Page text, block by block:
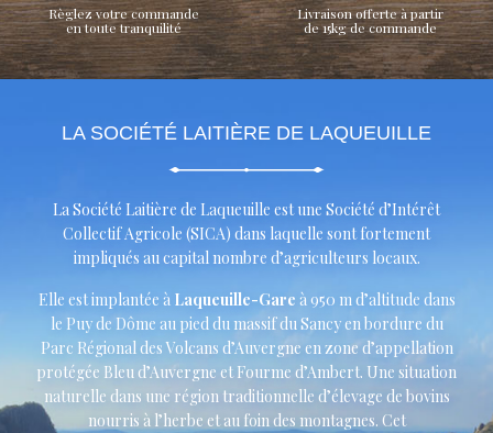
Règlez votre commande
en toute tranquilité
Livraison offerte à partir
de 15kg de commande
LA SOCIÉTÉ LAITIÈRE DE LAQUEUILLE
La Société Laitière de Laqueuille est une Société d’Intérêt
Collectif Agricole (SICA) dans laquelle sont fortement
impliqués au capital nombre d’agriculteurs locaux.
Elle est implantée à Laqueuille-Gare à 950 m d’altitude dans
le Puy de Dôme au pied du massif du Sancy en bordure du
Parc Régional des Volcans d’Auvergne en zone d’appellation
protégée Bleu d’Auvergne et Fourme d’Ambert. Une situation
naturelle dans une région traditionnelle d’élevage de bovins
nourris à l’herbe et au foin des montagnes. Cet